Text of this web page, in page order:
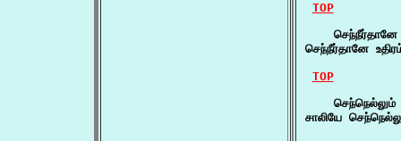
TOP
செந்நீர்தானே
செந்நீர்தானே
TOP
செந்நெல்லும்
சாலியே